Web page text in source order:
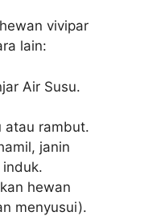
vivipar
lain:
Air Susu.
atau rambut.
janin
hewan
menyusui).